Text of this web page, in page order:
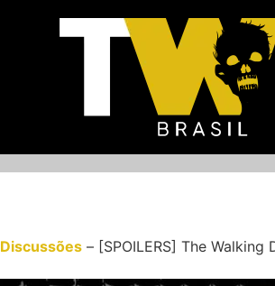
Discussões – [SPOILERS] The Walking